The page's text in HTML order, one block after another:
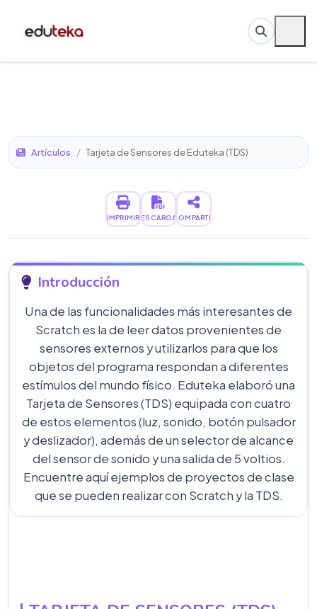
Artículos / Tarjeta de Sensores de Eduteka (TDS)
IMPRIMIRDESCARGARCOMPARTIR
Introducción
Una de las funcionalidades más interesantes de
Scratch es la de leer datos provenientes de
sensores externos y utilizarlos para que los
objetos del programa respondan a diferentes
estímulos del mundo físico. Eduteka elaboró una
Tarjeta de Sensores (TDS) equipada con cuatro
de estos elementos (luz, sonido, botón pulsador
y deslizador), además de un selector de alcance
del sensor de sonido y una salida de 5 voltios.
Encuentre aquí ejemplos de proyectos de clase
que se pueden realizar con Scratch y la TDS.